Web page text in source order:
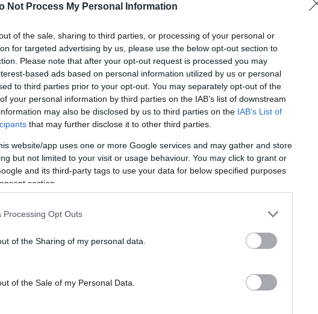
Not Process My Personal Information
of the sale, sharing to third parties, or processing of your personal or
for targeted advertising by us, please use the below opt-out section to
Please note that after your opt-out request is processed you may
based ads based on personal information utilized by us or personal
to third parties prior to your opt-out. You may separately opt-out of the
your personal information by third parties on the IAB’s list of downstream
may also be disclosed by us to third parties on the IAB’s List of
that may further disclose it to other third parties.
website/app uses one or more Google services and may gather and store
but not limited to your visit or usage behaviour. You may click to grant or
and its third-party tags to use your data for below specified purposes
section.
Processing Opt Outs
of the Sharing of my personal data.
of the Sale of my Personal Data.
τη δυνατότητα να απολαύσουν το
και αποκλειστική μετάδοση στο